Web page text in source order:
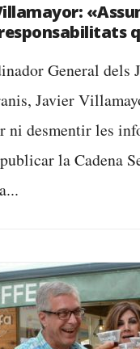
General dels
Javier
ni desmentir les
la Cadena